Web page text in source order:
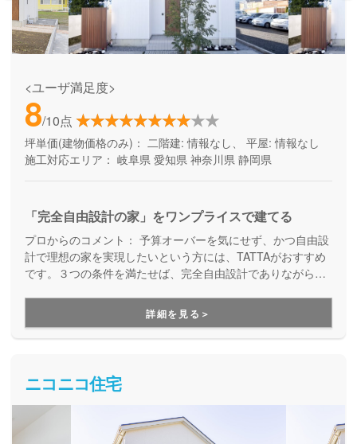
<ユーザ満足度>
8/10点
坪単価(建物価格のみ)： 二階建: 情報なし、 平屋: 情報なし
施工対応エリア： 岐阜県 愛知県 神奈川県 静岡県
「完全自由設計の家」をワンプライスで建てる
プロからのコメント：
計で理想の家を実現したいという方には、TATTAがおすすめ
です。３つの条件を満たせば、完全自由設計でありながら価
進めることが出来ます。さらに、TATTAを運営するグッドリ
ビングは、融資サポートも得意としている会社なので、資金
面をイチからご相談できる安心感があります。
詳細を見る＞
ニコニコ住宅